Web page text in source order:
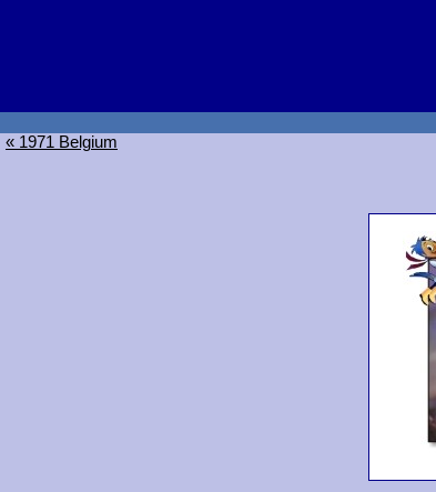
« 1971 Belgium